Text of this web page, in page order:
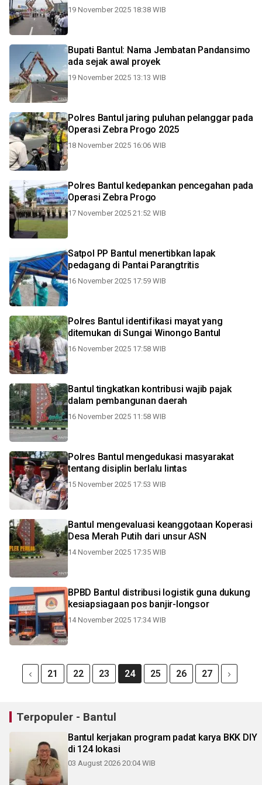
19 November 2025 18:38 WIB
Bupati Bantul: Nama Jembatan Pandansimo
ada sejak awal proyek
19 November 2025 13:13 WIB
Polres Bantul jaring puluhan pelanggar pada
Operasi Zebra Progo 2025
18 November 2025 16:06 WIB
Polres Bantul kedepankan pencegahan pada
Operasi Zebra Progo
17 November 2025 21:52 WIB
Satpol PP Bantul menertibkan lapak
pedagang di Pantai Parangtritis
16 November 2025 17:59 WIB
Polres Bantul identifikasi mayat yang
ditemukan di Sungai Winongo Bantul
16 November 2025 17:58 WIB
Bantul tingkatkan kontribusi wajib pajak
dalam pembangunan daerah
16 November 2025 11:58 WIB
Polres Bantul mengedukasi masyarakat
tentang disiplin berlalu lintas
15 November 2025 17:53 WIB
Bantul mengevaluasi keanggotaan Koperasi
Desa Merah Putih dari unsur ASN
14 November 2025 17:35 WIB
BPBD Bantul distribusi logistik guna dukung
kesiapsiagaan pos banjir-longsor
14 November 2025 17:34 WIB
21 22 23 24 25 26 27
Terpopuler - Bantul
Bantul kerjakan program padat karya BKK DIY
di 124 lokasi
03 August 2026 20:04 WIB